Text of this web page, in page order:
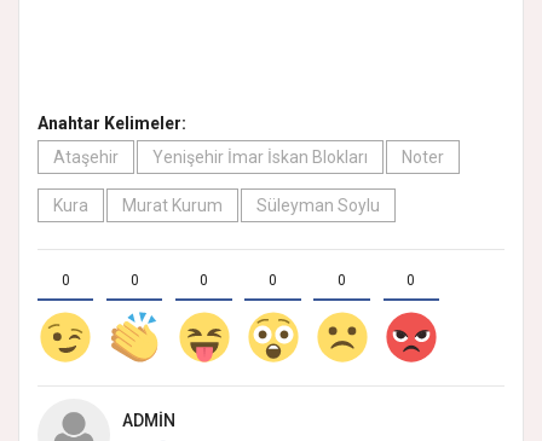
Anahtar Kelimeler:
Ataşehir
Yenişehir İmar İskan Blokları Noter
Kura Murat Kurum Süleyman Soylu
0 0 0 0 0 0
ADMIN